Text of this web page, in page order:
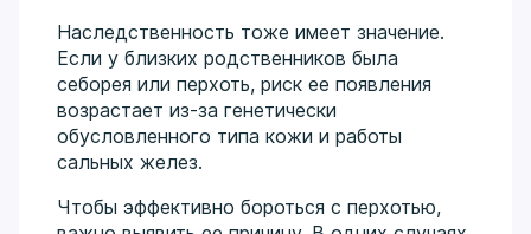
Наследственность тоже имеет значение.
Если у близких родственников была
себорея или перхоть, риск ее появления
возрастает из-за генетически
обусловленного типа кожи и работы
сальных желез.
Чтобы эффективно бороться с перхотью,